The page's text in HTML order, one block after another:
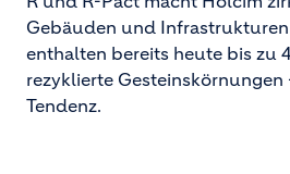
Gebäuden und
enthalten bereits heute bis zu
rezyklierte Gesteinskörnungen
Tendenz.